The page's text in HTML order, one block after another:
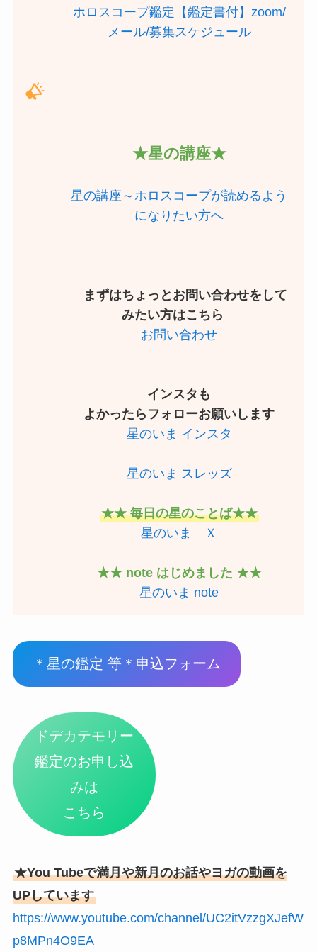
ホロスコープ鑑定【鑑定書付】zoom/
メール/募集スケジュール
★星の講座★
星の講座～ホロスコープが読めるよう
になりたい方へ
まずはちょっとお問い合わせをして
みたい方はこちら
お問い合わせ
インスタも
よかったらフォローお願いします
星のいま インスタ
星のいま スレッズ
★★ 毎日の星のことば★★
星のいま Ｘ
★★ note はじめました ★★
星のいま note
＊星の鑑定 等＊申込フォーム
ドデカテモリー
鑑定のお申し込
みは
こちら
★You Tubeで満月や新月のお話やヨガの動画を
UPしています
https://www.youtube.com/channel/UC2itVzzgXJefW
p8MPn4O9EA